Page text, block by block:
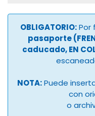
OBLIGATORIO:Por
pasaporte
caducado, EN
NOTA:Puede
con
o